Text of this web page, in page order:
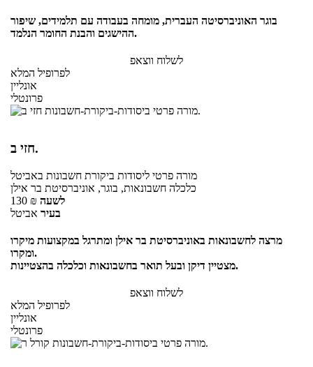
בוגר האוניברסיטה העברית, מומחה בעבודה עם תלמידים, שיפור
ההישגים והבנת החומר הנלמד.
לשלוח ווצאפ
לפרופיל המלא
אונליין
פרונטלי
חזי ב.
מורה פרטי ליסודות ביקורת חשבונות באביטל
כלכלה חשבונאות, בוגר, אוניברסיטת בר אילן
130 ₪ לשעה
בעיר אביטל
מרצה לחשבונאות באוניברסיטת בר אילן ומתרגל במקצועות מיקרו
ומקרו.
מצטיין דיקן ובעל תואר בחשבונאות וכלכלה בהצטיינות.
לשלוח ווצאפ
לפרופיל המלא
אונליין
פרונטלי